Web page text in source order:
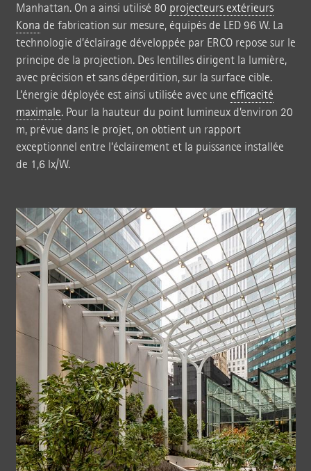
Manhattan. On a ainsi utilisé 80 projecteurs extérieurs
Kona de fabrication sur mesure, équipés de LED 96 W. La
technologie d’éclairage développée par ERCO repose sur le
principe de la projection. Des lentilles dirigent la lumière,
avec précision et sans déperdition, sur la surface cible.
L’énergie déployée est ainsi utilisée avec une efficacité
maximale. Pour la hauteur du point lumineux d’environ 20
m, prévue dans le projet, on obtient un rapport
exceptionnel entre l’éclairement et la puissance installée
de 1,6 lx/W.